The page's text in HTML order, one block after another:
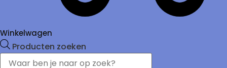
Winkelwagen
Producten zoeken